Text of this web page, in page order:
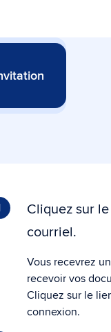
Cliquez sur
courriel.
Vous recevrez
recevoir vos
Cliquez sur le
connexion.